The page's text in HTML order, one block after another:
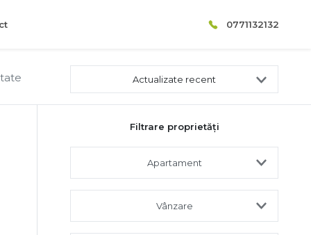
0771132132
Actualizate recent
Filtrare proprietăți
Apartament
Vânzare